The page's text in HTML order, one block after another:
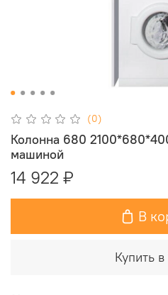
(0)
Колонна 680
машиной
14 922 ₽
В
Купить в